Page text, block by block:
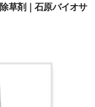
草剤｜石原バイオサ